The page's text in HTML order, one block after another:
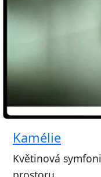
Kamélie
Květinová